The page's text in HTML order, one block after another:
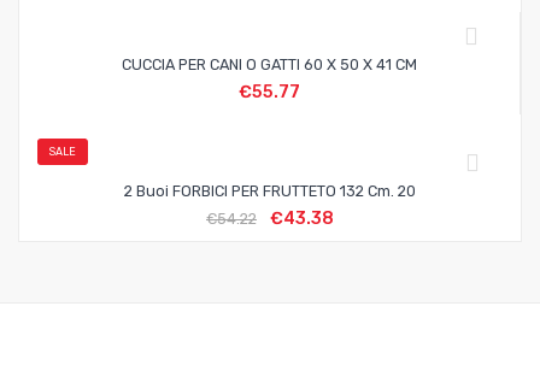
CUCCIA PER CANI O GATTI 60 X 50 X 41 CM
€55.77
SALE
2 Buoi FORBICI PER FRUTTETO 132 Cm. 20
€54.22 €43.38